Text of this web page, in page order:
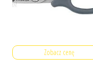
Zobacz cenę